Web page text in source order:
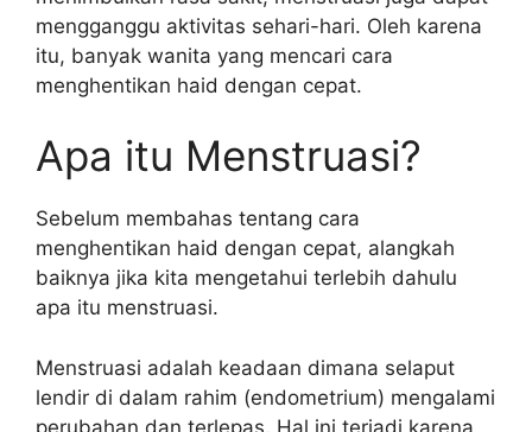
mengganggu aktivitas sehari-hari. Oleh karena
itu, banyak wanita yang mencari cara
menghentikan haid dengan cepat.
Apa itu Menstruasi?
Sebelum membahas tentang cara
menghentikan haid dengan cepat, alangkah
baiknya jika kita mengetahui terlebih dahulu
apa itu menstruasi.
Menstruasi adalah keadaan dimana selaput
lendir di dalam rahim (endometrium) mengalami
perubahan dan terlepas. Hal ini terjadi karena